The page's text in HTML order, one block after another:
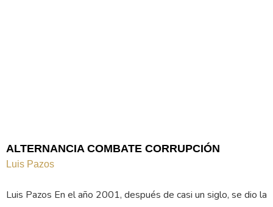
ALTERNANCIA COMBATE CORRUPCIÓN
Luis Pazos
Luis Pazos En el año 2001, después de casi un siglo, se dio la